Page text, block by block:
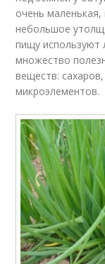
очень
небольшое
пищу используют
множество
веществ:
микроэлементов.